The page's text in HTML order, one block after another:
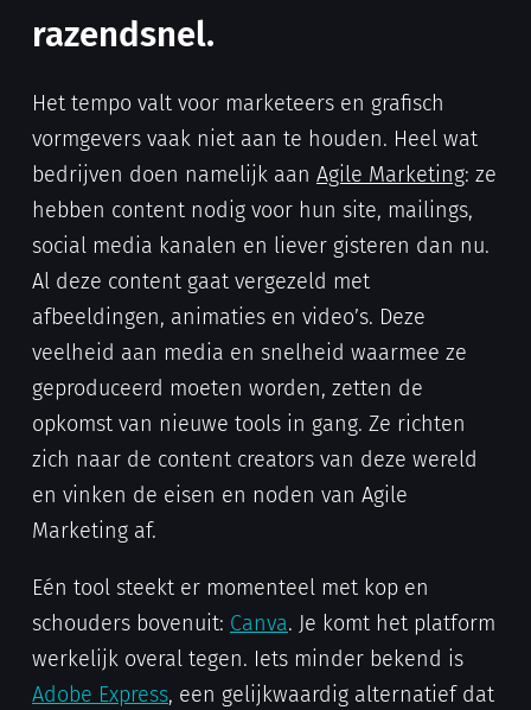
razendsnel.
Het tempo valt voor marketeers en grafisch
vormgevers vaak niet aan te houden. Heel wat
bedrijven doen namelijk aan Agile Marketing: ze
hebben content nodig voor hun site, mailings,
social media kanalen en liever gisteren dan nu.
Al deze content gaat vergezeld met
afbeeldingen, animaties en video’s. Deze
veelheid aan media en snelheid waarmee ze
geproduceerd moeten worden, zetten de
opkomst van nieuwe tools in gang. Ze richten
zich naar de content creators van deze wereld
en vinken de eisen en noden van Agile
Marketing af.
Eén tool steekt er momenteel met kop en
schouders bovenuit: Canva. Je komt het platform
werkelijk overal tegen. Iets minder bekend is
Adobe Express, een gelijkwaardig alternatief dat